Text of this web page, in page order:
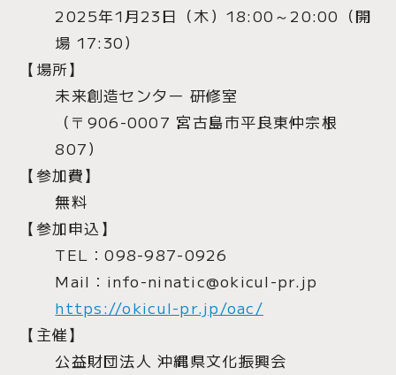
2025年1月23日（木）18:00～20:00（開
場 17:30）
【場所】
未来創造センター 研修室
（〒906-0007 宮古島市平良東仲宗根
807）
【参加費】
無料
【参加申込】
TEL：098-987-0926
Mail：info-ninatic@okicul-pr.jp
https://okicul-pr.jp/oac/
【主催】
公益財団法人 沖縄県文化振興会